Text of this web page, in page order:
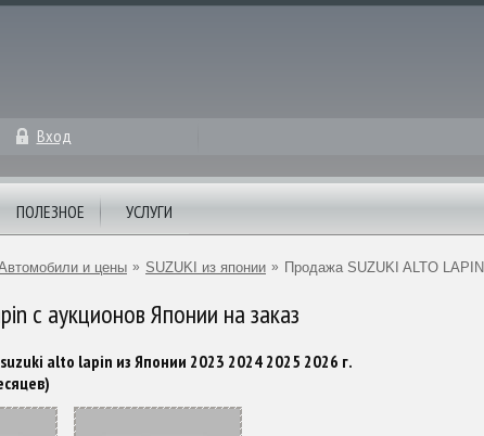
Вход
ПОЛЕЗНОЕ УСЛУГИ
и цены » SUZUKI из японии » Продажа SUZUKI ALTO LAPIN
с аукционов Японии на заказ
alto lapin из Японии 2023 2024 2025 2026 г.